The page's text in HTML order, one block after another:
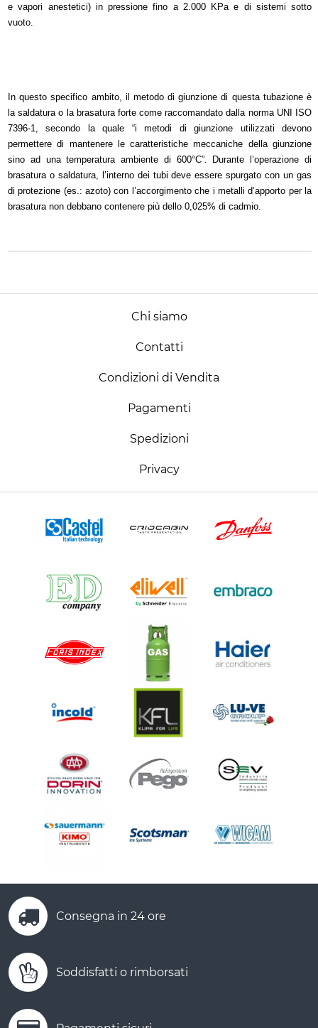
e vapori anestetici) in pressione fino a 2.000 KPa e di sistemi sotto
vuoto.
In questo specifico ambito, il metodo di giunzione di questa tubazione è
la saldatura o la brasatura forte come raccomandato dalla norma UNI ISO
7396-1, secondo la quale “i metodi di giunzione utilizzati devono
permettere di mantenere le caratteristiche meccaniche della giunzione
sino ad una temperatura ambiente di 600°C”. Durante l’operazione di
brasatura o saldatura, l’interno dei tubi deve essere spurgato con un gas
di protezione (es.: azoto) con l’accorgimento che i metalli d’apporto per la
brasatura non debbano contenere più dello 0,025% di cadmio.
Chi siamo
Contatti
Condizioni di Vendita
Pagamenti
Spedizioni
Privacy
Consegna in 24 ore
Soddisfatti o rimborsati